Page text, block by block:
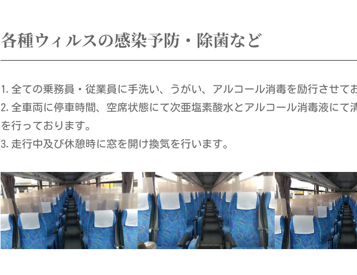
各種ウィルスの感染予防・除菌など
1.全ての乗務員・従業員に手洗い、うがい、アルコール消毒を励行させて
2.全車両に停車時間、空席状態にて次亜塩素酸水とアルコール消毒液にて
を行っております。
3.走行中及び休憩時に窓を開け換気を行います。